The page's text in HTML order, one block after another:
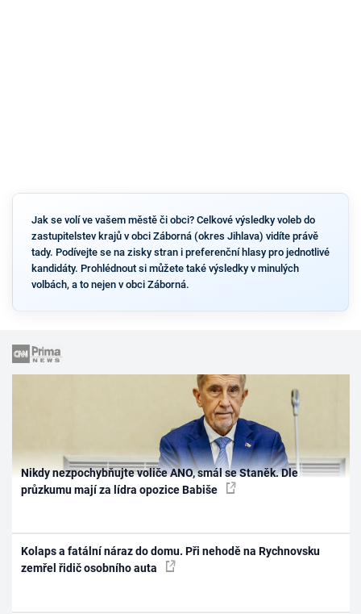
Jak se volí ve vašem městě či obci? Celkové výsledky voleb do
zastupitelstev krajů v obci Záborná (okres Jihlava) vidíte právě
tady. Podívejte se na zisky stran i preferenční hlasy pro jednotlivé
kandidáty. Prohlédnout si můžete také výsledky v minulých
volbách, a to nejen v obci Záborná.
Nikdy nezpochybňujte voliče ANO, smál se Staněk. Dle
průzkumu mají za lídra opozice Babiše
Kolaps a fatální náraz do domu. Při nehodě na Rychnovsku
zemřel řidič osobního auta